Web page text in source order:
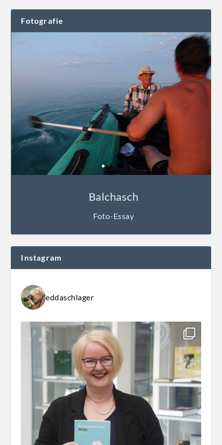
Fotografie
Balchasch
Foto-Essay
Instagram
eddaschlager